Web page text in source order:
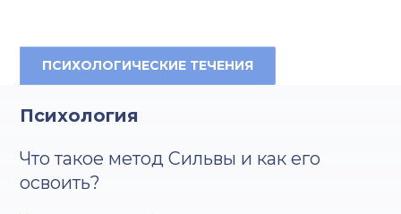
ПСИХОЛОГИЧЕСКИЕ ТЕЧЕНИЯ
Психология
Что такое метод Сильвы и как его
освоить?